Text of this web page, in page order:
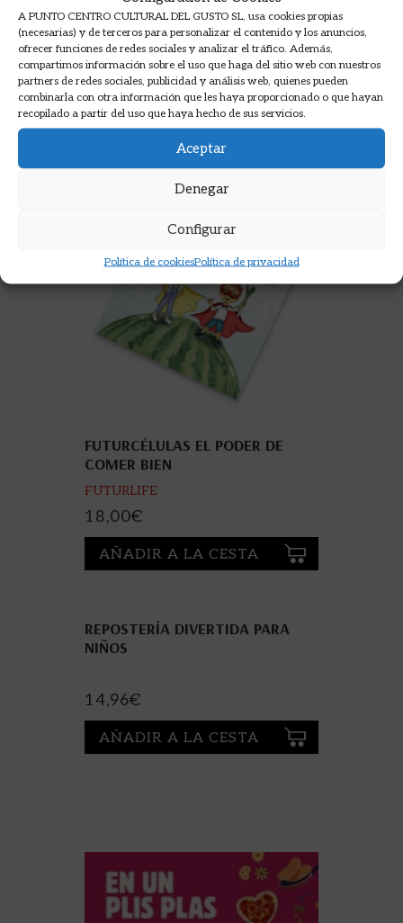
A PUNTO CENTRO CULTURAL DEL GUSTO SL, usa cookies propias
(necesarias) y de terceros para personalizar el contenido y los anuncios,
ofrecer funciones de redes sociales y analizar el tráfico. Además,
compartimos información sobre el uso que haga del sitio web con nuestros
partners de redes sociales, publicidad y análisis web, quienes pueden
combinarla con otra información que les haya proporcionado o que hayan
recopilado a partir del uso que haya hecho de sus servicios.
Aceptar
Denegar
Configurar
Política de cookiesPolítica de privacidad
AÑADIR A LA CESTA
FUTURCÉLULAS EL PODER DE
COMER BIEN
FUTURLIFE
18,00€
AÑADIR A LA CESTA
REPOSTERÍA DIVERTIDA PARA
NIÑOS
14,96€
AÑADIR A LA CESTA